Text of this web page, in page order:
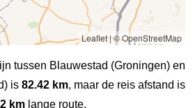
Leaflet|© OpenStreetMap
tussen Blauwestad (Groningen) en
is 82.42 km, maar de reis afstand is
km lange route.